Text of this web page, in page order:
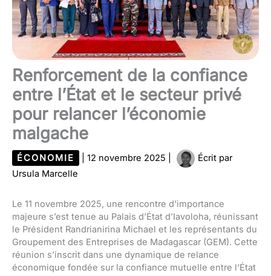
Renforcement de la confiance
entre l’État et le secteur privé
pour relancer l’économie
malgache
ÉCONOMIE 12 novembre 2025
Écrit par
Ursula Marcelle
Le 11 novembre 2025, une rencontre d’importance
majeure s’est tenue au Palais d’État d’Iavoloha, réunissant
le Président Randrianirina Michael et les représentants du
Groupement des Entreprises de Madagascar (GEM). Cette
réunion s’inscrit dans une dynamique de relance
économique fondée sur la confiance mutuelle entre l’État